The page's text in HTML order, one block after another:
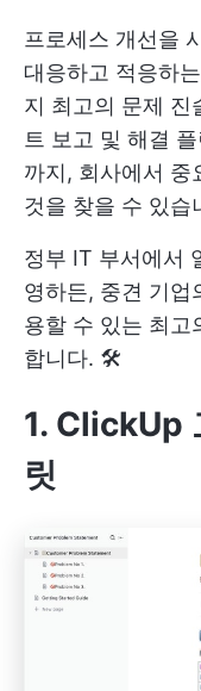
프로세스 개선을
대응하고 적응하
지 최고의 문제 진
트 보고 및 해결
까지, 회사에서 중
것을 찾을 수 있습
정부 IT 부서에서
영하든, 중견 기업
용할 수 있는 최고
합니다. 🛠️
1. ClickUp
릿